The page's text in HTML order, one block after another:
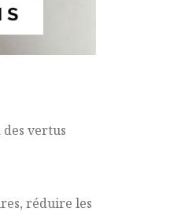
vertus
réduire les